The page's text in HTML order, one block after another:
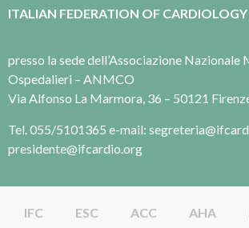
ITALIAN FEDERATION OF CARDIOLOGY
presso la sede dell’Associazione
Ospedalieri – ANMCO
Via Alfonso La Marmora, 36 – 50121
Tel. 055/5101365 e-mail:
presidente@ifcardio.org
IFC ESC ACC AHA